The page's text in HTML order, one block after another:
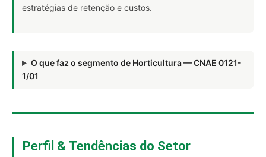
estratégias de retenção e custos.
O que faz o segmento de Horticultura — CNAE 0121-
1/01
Perfil & Tendências do Setor